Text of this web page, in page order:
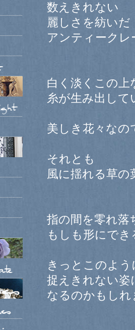
数えきれない
麗しさを紡いだ
アンティーク
白く淡くこの上
糸が生み出し
美しき花々なの
それとも
風に揺れる草の
指の間を零れ落
もしも形にで
きっとこのよ
捉えきれない姿
なるのかもしれ